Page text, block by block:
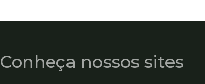
Conheça nossos sites